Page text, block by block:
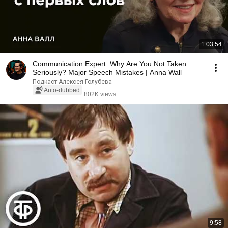
1:03:54
Communication Expert: Why Are You Not Taken
Seriously? Major Speech Mistakes | Anna Wall
Подкаст Алексея Голубева
Auto-dubbed
802K views
9:58